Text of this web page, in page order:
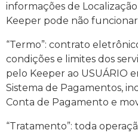
informações de
Keeper pode não
“Termo”: contrato
condições e limites dos
pelo Keeper ao USUÁRIO
Sistema de Pagamentos,
Conta de Pagamento e
“Tratamento”: toda